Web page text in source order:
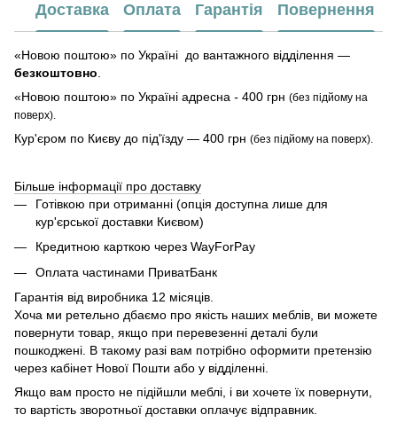
Доставка Оплата Гарантія Повернення
«Новою поштою» по Україні до вантажного відділення —
безкоштовно
«Новою поштою» по Україні адресна - 400 грн (без підйому на
поверх).
Кур'єром по Києву до під'їзду — 400 грн (без підйому на поверх).
Більше інформації про доставку
Готівкою при отриманні (опція доступна лише для
кур'єрської доставки Києвом)
Кредитною карткою через WayForPay
Оплата частинами ПриватБанк
Гарантія від виробника 12 місяців.
Хоча ми ретельно дбаємо про якість наших меблів, ви можете
повернути товар, якщо при перевезенні деталі були
пошкоджені. В такому разі вам потрібно оформити претензію
через кабінет Нової Пошти або у відділенні.
Якщо вам просто не підійшли меблі, і ви хочете їх повернути,
то вартість зворотньої доставки оплачує відправник.